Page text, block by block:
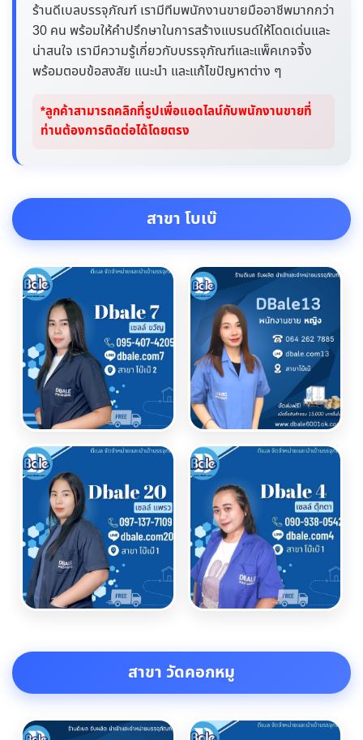
ร้านดีเบลบรรจุภัณฑ์ เรามีทีมพนักงานขายมืออาชีพมากกว่า
30 คน พร้อมให้คำปรึกษาในการสร้างแบรนด์ให้โดดเด่นและ
น่าสนใจ เรามีความรู้เกี่ยวกับบรรจุภัณฑ์และแพ็คเกจจิ้ง
พร้อมตอบข้อสงสัย แนะนำ และแก้ไขปัญหาต่าง ๆ
*ลูกค้าสามารถคลิกที่รูปเพื่อแอดไลน์กับพนักงานขายที่
ท่านต้องการติดต่อได้โดยตรง
สาขา โบเบ๊
สาขา วัดคอกหมู